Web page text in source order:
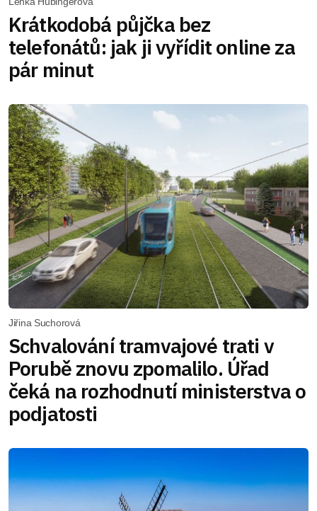
Krátkodobá půjčka bez
telefonátů: jak ji vyřídit online za
pár minut
Jiřina Suchorová
Schvalování tramvajové trati v
Porubě znovu zpomalilo. Úřad
čeká na rozhodnutí ministerstva o
podjatosti